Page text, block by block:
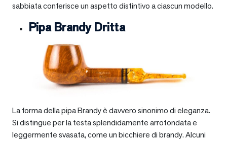
sabbiata conferisce un aspetto distintivo a ciascun modello.
Pipa Brandy Dritta
La forma della pipa Brandy è davvero sinonimo di eleganza.
Si distingue per la testa splendidamente arrotondata e
leggermente svasata, come un bicchiere di brandy. Alcuni